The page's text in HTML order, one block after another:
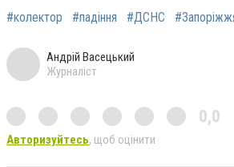
#колектор #падіння #ДСНС
Андрій Васецький
Журналіст
0,0
Авторизуйтесь, щоб оцінити